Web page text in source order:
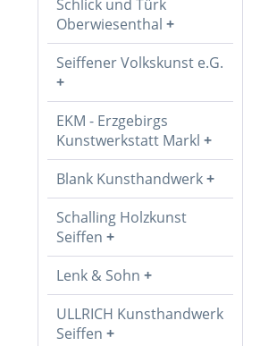
Schlick und Türk
Oberwiesenthal
Seiffener Volkskunst e.G.
EKM - Erzgebirgs
Kunstwerkstatt Markl
Blank Kunsthandwerk
Schalling Holzkunst
Seiffen
Lenk & Sohn
ULLRICH Kunsthandwerk
Seiffen